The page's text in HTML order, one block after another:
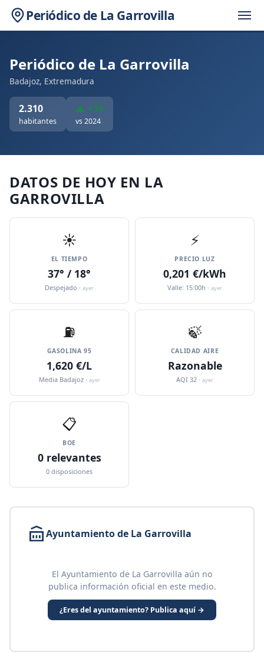
Periódico de La Garrovilla
Periódico de La Garrovilla
Badajoz, Extremadura
2.310
habitantes
▲ +18
vs 2024
DATOS DE HOY EN LA
GARROVILLA
☀️
EL TIEMPO
37° / 18°
Despejado · ayer
⚡
PRECIO LUZ
0,201 €/kWh
Valle: 15:00h · ayer
⛽️
GASOLINA 95
1,620 €/L
Media Badajoz · ayer
🍃
CALIDAD AIRE
Razonable
AQI 32 · ayer
📋
BOE
0 relevantes
0 disposiciones
Ayuntamiento de La Garrovilla
El Ayuntamiento de La Garrovilla aún no
publica información oficial en este medio.
¿Eres del ayuntamiento? Publica aquí →